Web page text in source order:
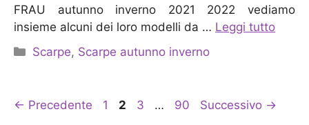
FRAU autunno inverno 2021 2022 vediamo
insieme alcuni dei loro modelli da … Leggi tutto
Categorie
Scarpe, Scarpe autunno inverno
← Precedente Pagina
1 Pagina
2 Pagina
3 … Pagina
90 Successivo →